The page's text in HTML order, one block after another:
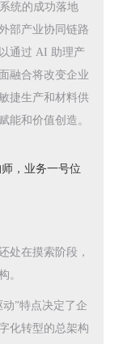
统的成功落地
部产业协同链路
通过 AI 助理产
融合将改变企业
捷生产和材料供
能和价值创造。
，业务一号位
处在摸索阶段，
。
”特点决定了企
化转型的总架构